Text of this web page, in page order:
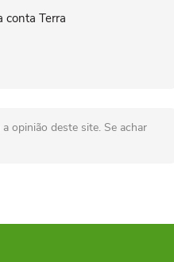
conta Terra
opinião deste site. Se achar